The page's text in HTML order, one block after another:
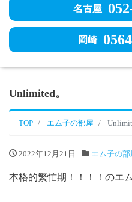
名古屋
岡崎
Unlimited。
TOP エム子の部屋
2022年12月21日 エム子の部
本格的繁忙期！！！！のエ